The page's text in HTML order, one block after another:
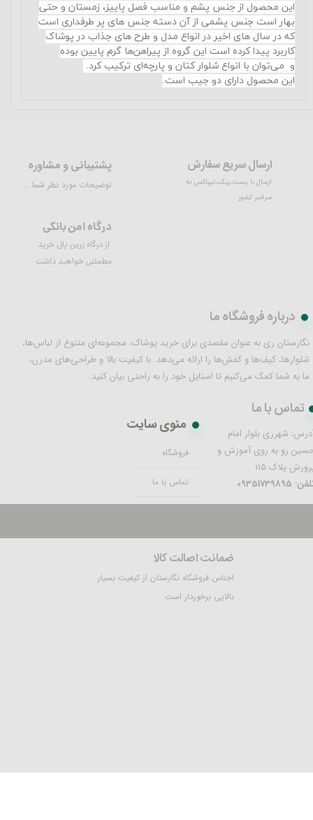
این محصول از جنس پشم و مناسب فصل پاییز، زمستان و حتی
بهار است جنس پشمی از آن دسته جنس های پر طرفداری است
که در سال های اخیر در انواع مدل و طرح های جذاب در پوشاک
کاربرد پیدا کرده است این گروه از پیراهن‌ها گرم پایین بوده
و می‌توان با انواع شلوار کتان و پارچه‌ای ترکیب کرد.
این محصول دارای دو جیب است.
ضمانت اصالت کالا
اجناس فروشگاه نگارستان از کیفیت بسیار
بالایی برخوردار است
ارسال سریع سفارش
ارسال با پست،پیک،تیپاکس به
سراسر کشور
درگاه امن بانکی
از درگاه زرین پال خرید
مطمئنی خواهید داشت
پشتیبانی و مشاوره
توضیحات مورد نظر شما ...
درباره فروشگاه ما
نگارستان ری به عنوان مقصدی برای خرید پوشاک، مجموعه‌ای متنوع از لباس‌ها،
شلوارها، کیف‌ها و کفش‌ها را ارائه می‌دهد. با کیفیت بالا و طراحی‌های مدرن،
ما به شما کمک می‌کنیم تا استایل خود را به راحتی بیان کنید.
تماس با ما
شهرری بلوار امام
رو به روی آموزش و
پلاک 115
09351739895
منوی سایت
فروشگاه
تماس با ما